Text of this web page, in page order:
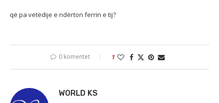
që pa vetëdije e ndërton ferrin e tij?
0 komentet 1
WORLD KS